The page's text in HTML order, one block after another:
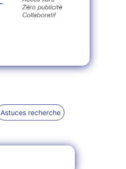
Astuces recherche